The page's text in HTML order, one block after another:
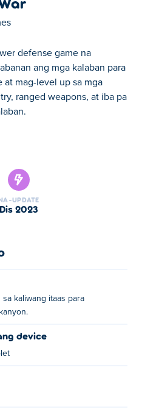
defense game na
ang mga kalaban para
at mag-level up sa mga
ranged weapons, at iba pa
UPDATE
Dis 2023
kaliwang itaas para
device